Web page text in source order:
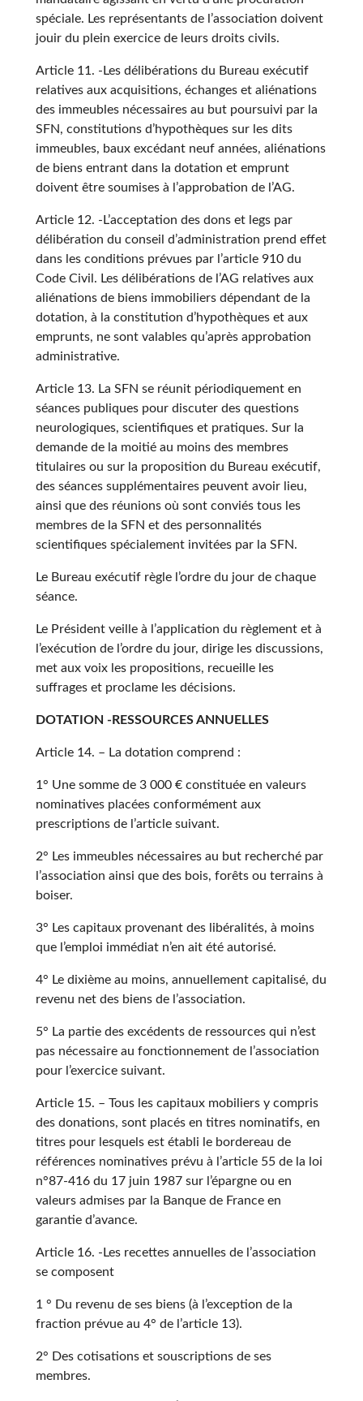
spéciale. Les représentants de l’association doivent
jouir du plein exercice de leurs droits civils.
Article 11. -Les délibérations du Bureau exécutif
relatives aux acquisitions, échanges et aliénations
des immeubles nécessaires au but poursuivi par la
SFN, constitutions d’hypothèques sur les dits
immeubles, baux excédant neuf années, aliénations
de biens entrant dans la dotation et emprunt
doivent être soumises à l’approbation de l’AG.
Article 12. -L’acceptation des dons et legs par
délibération du conseil d’administration prend effet
dans les conditions prévues par l’article 910 du
Code Civil. Les délibérations de l’AG relatives aux
aliénations de biens immobiliers dépendant de la
dotation, à la constitution d’hypothèques et aux
emprunts, ne sont valables qu’après approbation
administrative.
Article 13. La SFN se réunit périodiquement en
séances publiques pour discuter des questions
neurologiques, scientifiques et pratiques. Sur la
demande de la moitié au moins des membres
titulaires ou sur la proposition du Bureau exécutif,
des séances supplémentaires peuvent avoir lieu,
ainsi que des réunions où sont conviés tous les
membres de la SFN et des personnalités
scientifiques spécialement invitées par la SFN.
Le Bureau exécutif règle l’ordre du jour de chaque
séance.
Le Président veille à l’application du règlement et à
l’exécution de l’ordre du jour, dirige les discussions,
met aux voix les propositions, recueille les
suffrages et proclame les décisions.
DOTATION -RESSOURCES ANNUELLES
Article 14. – La dotation comprend :
1° Une somme de 3 000 € constituée en valeurs
nominatives placées conformément aux
prescriptions de l’article suivant.
2° Les immeubles nécessaires au but recherché par
l’association ainsi que des bois, forêts ou terrains à
boiser.
3° Les capitaux provenant des libéralités, à moins
que l’emploi immédiat n’en ait été autorisé.
4° Le dixième au moins, annuellement capitalisé, du
revenu net des biens de l’association.
5° La partie des excédents de ressources qui n’est
pas nécessaire au fonctionnement de l’association
pour l’exercice suivant.
Article 15. – Tous les capitaux mobiliers y compris
des donations, sont placés en titres nominatifs, en
titres pour lesquels est établi le bordereau de
références nominatives prévu à l’article 55 de la loi
n°87-416 du 17 juin 1987 sur l’épargne ou en
valeurs admises par la Banque de France en
garantie d’avance.
Article 16. -Les recettes annuelles de l’association
se composent
1 ° Du revenu de ses biens (à l’exception de la
fraction prévue au 4° de l’article 13).
2° Des cotisations et souscriptions de ses
membres.